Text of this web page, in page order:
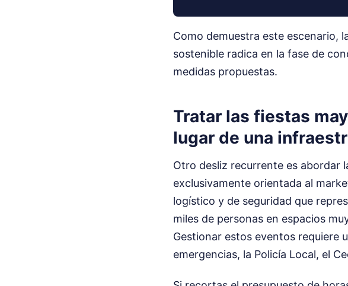
Como demuestra este escenario,
sostenible radica en la fase de
medidas propuestas.
Tratar las fiestas
lugar de una
Otro desliz recurrente es abordar
exclusivamente orientada al
logístico y de seguridad que
miles de personas en espacios
Gestionar estos eventos requiere
emergencias, la Policía Local, el